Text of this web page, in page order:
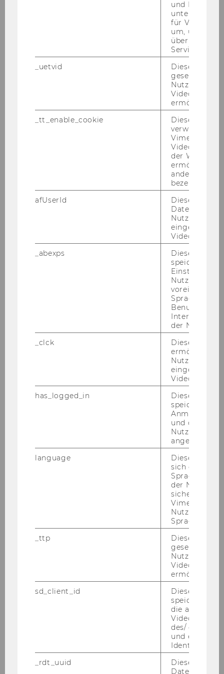
VIDEO NPO-​FORUM 2025
und Bots zu
für Vimeo
um, um
über die
Service zu
_uetvid
Dieses
gesetzt, um
Nutzung des
Videoplayers
ermöglichen
_tt_enable_cookie
Dieses
verwendet,
Vimeo-
der WU-
ermöglichen
andere nicht
bezeichnete
afUserId
Dieses
Daten von
Videos
_abexps
Dieses Cookie
speichert
Nutzer*in, zB.
Sprache,
der Nutzer*in
_clck
Dieses Cookie
ermöglicht
Nutzung des
Video Players
has_logged_in
Dieses Cookie
speichert
und ob sich
Nutzer*in
angemeldet
language
Dieses
sich die
der
Vimeo in der
Nutzer
Sprache
_ttp
Dieser
gesetzt, um
Nutzung des
Videoplayers
ermöglichen
sd_client_id
Dieses Cookie
speichert
die aktuellen
des/ der
und einen
_rdt_uuid
Dieses
Daten über